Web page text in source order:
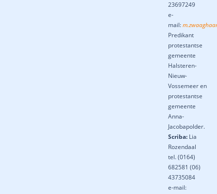
23697249
e-
mail:
Predikant
protestantse
gemeente
Halsteren-
Nieuw-
Vossemeer en
protestantse
gemeente
Anna-
Jacobapolder.
Scriba: Lia
Rozendaal
tel. (0164)
682581 (06)
43735084
e-mail: